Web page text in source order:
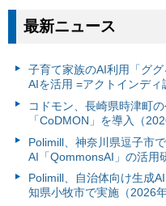
最新ニュース
子育て家族のAI利用「グ
AIを活用 =アクトインディ
コドモン、長崎県時津町
「CoDMON」を導入（
Polimill、神奈川県逗子市
AI「QommonsAI」の活用
Polimill、自治体向け生成
知県小牧市で実施（2026年